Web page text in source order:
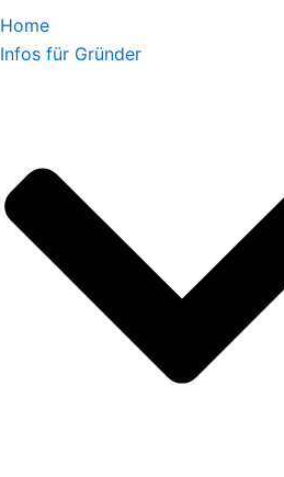
Home
Infos für Gründer